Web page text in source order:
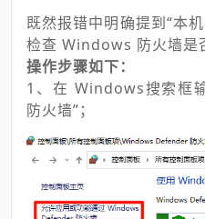
既然报错中明确提到“本
检查 Windows 防火墙是
操作步骤如下：
1、在 Windows搜索框
防火墙”；